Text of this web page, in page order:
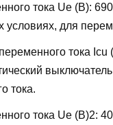
тока Ue (В): 690
условиях, для
тока Icu
тока.
тока Ue (В)2: